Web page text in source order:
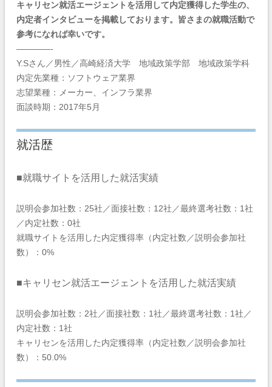
キャリセン就活エージェントを活用して内定獲得した学生の、
内定者インタビューを掲載しております。皆さまの就職活動で
参考になれば幸いです。
————-
Y.Sさん／男性／高崎経済大学 地域政策学部 地域政策学科
内定先業種：ソフトウェア業界
志望業種：メーカー、インフラ業界
面談時期：2017年5月
就活歴
■就職サイトを活用した就活実績
説明会参加社数：25社／面接社数：12社／最終選考社数：1社
／内定社数：0社
就職サイトを活用した内定獲得率（内定社数／説明会参加社
数）：0%
■キャリセン就活エージェントを活用した就活実績
説明会参加社数：2社／面接社数：1社／最終選考社数：1社／
内定社数：1社
キャリセンを活用した内定獲得率（内定社数／説明会参加社
数）：50.0%